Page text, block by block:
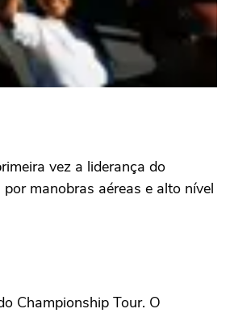
vez a liderança do
manobras aéreas e alto nível
Championship Tour. O